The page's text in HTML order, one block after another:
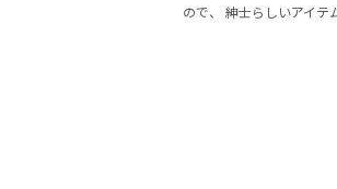
ので、 紳士らしいアイテ